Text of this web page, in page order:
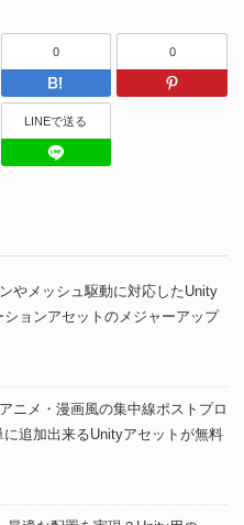
Facebook
0
はてなブッ
0
Tumblr
LINEで送る
やメッシュ駆動に対応したUnity
ョンアセットのメジャーアップ
ニメ・漫画風の集中線ポストプロ
追加出来るUnityアセットが無料